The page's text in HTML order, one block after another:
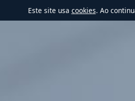
Este site usa cookies. Ao